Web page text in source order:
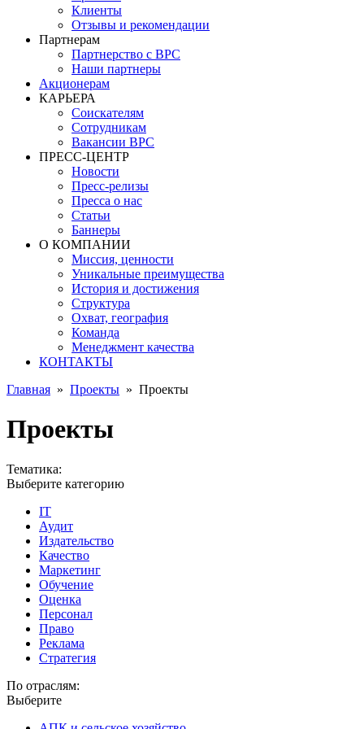
Клиенты
Отзывы и рекомендации
Партнерам
Партнерство с BPC
Наши партнеры
Акционерам
КАРЬЕРА
Соискателям
Сотрудникам
Вакансии BPC
ПРЕСС-ЦЕНТР
Новости
Пресс-релизы
Пресса о нас
Статьи
Баннеры
О КОМПАНИИ
Миссия, ценности
Уникальные преимущества
История и достижения
Структура
Охват, география
Команда
Менеджмент качества
КОНТАКТЫ
Главная » Проекты » Проекты
Проекты
Тематика:
Выберите категорию
IT
Аудит
Издательство
Качество
Маркетинг
Обучение
Оценка
Персонал
Право
Реклама
Стратегия
По отраслям:
Выберите